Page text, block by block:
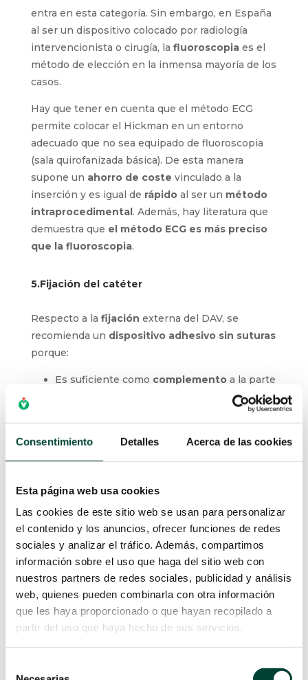
Consentimiento Detalles Acerca de las cookies
Esta página web usa cookies
Las cookies de este sitio web se usan para personalizar
el contenido y los anuncios, ofrecer funciones de redes
sociales y analizar el tráfico. Además, compartimos
información sobre el uso que haga del sitio web con
nuestros partners de redes sociales, publicidad y análisis
web, quienes pueden combinarla con otra información
que les haya proporcionado o que hayan recopilado a
partir del uso que haya hecho de sus servicios.
Según los expertos, la comprobación de las vías
centrales se tiene que hacer conel método
ECGal ser el más coste/eficaz. El catéter
Hickmanentra en esta categoría. Sin embargo,
en España al ser un dispositivo colocado por
radiología intervencionista o cirugía, la
fluoroscopia
es el método de elección en la
inmensa mayoría de los casos.
Hay que tener en cuenta que el método ECG
permite colocar el Hickman en un entorno
adecuado que no sea equipado de fluoroscopia
(sala quirofanizada básica). De esta manera
supone un ahorro de costevinculado a la
inserción y es igual de
demuestra queel método ECG es más preciso
5.Fijación del catéter
Respecto a la
externa del DAV, se
Las
suturas suponen una
INSyGAVeCeLT ya que provocan
complicaciones infecciosas
baja eficacia
Sin embargo, la
fijación sin sutura con anclaje
subcutáneo
se puede usar en
tunelizados con anillo de Dacron en niños
subcutáneos se desarrollen y
X